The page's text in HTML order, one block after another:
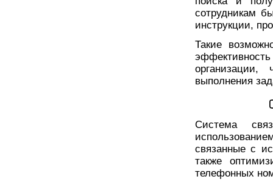
сотрудникам
инструкции,
Такие
выполнения
Система
связанные с
также
телефонных